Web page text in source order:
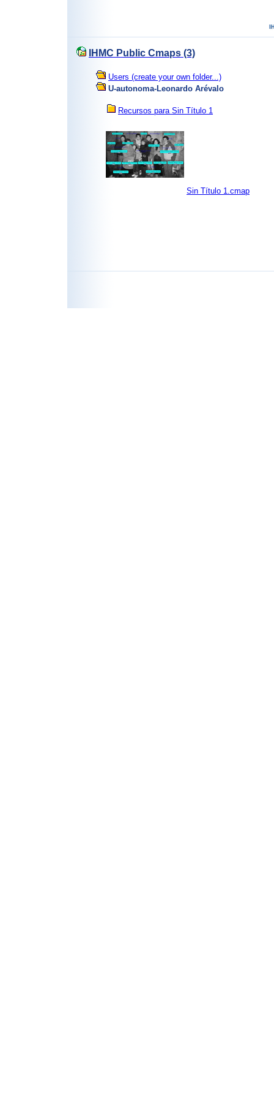
IHMC Public Cmaps (3)
Users (create your own folder...)
U-autonoma-Leonardo Arévalo
Recursos para Sin Título 1
Sin Título 1.cmap